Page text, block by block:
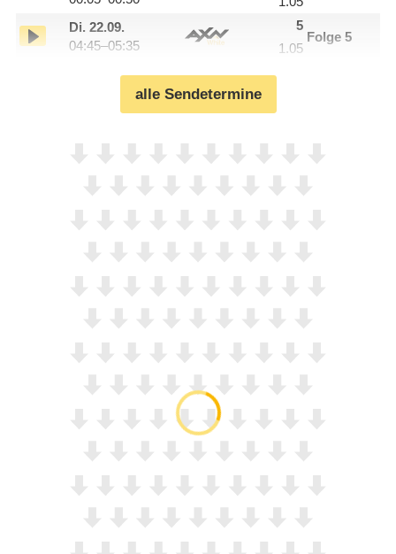
Di. 22.09.
04:45–05:35
5
1.05
Folge 5
alle Sendetermine